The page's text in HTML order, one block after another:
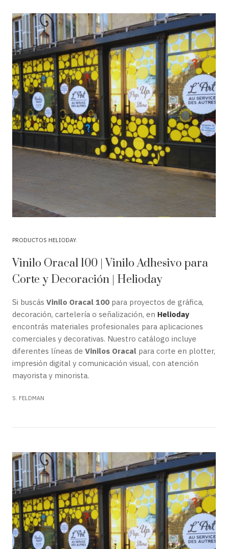
PRODUCTOS HELIODAY
Vinilo Oracal 100 | Vinilo Adhesivo para
Corte y Decoración | Helioday
Si buscás Vinilo Oracal 100 para proyectos de gráfica,
decoración, cartelería o señalización, en Helioday
encontrás materiales profesionales para aplicaciones
comerciales y decorativas. Nuestro catálogo incluye
diferentes líneas de Vinilos Oracal para corte en plotter,
impresión digital y comunicación visual, con atención
mayorista y minorista.
S. FELDMAN